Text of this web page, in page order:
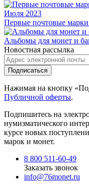
Июля 2023
Первые почтовые
Альбомы для монет и
Новостная рассылка
Подписаться
Нажимая на кнопку
Публичной оферты.
Подпишитесь на
нумизматического
курсе новых
марок и монет.
8 800 511-60-49
Заказать звонок
info@76monet.ru